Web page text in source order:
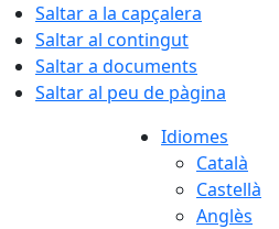
Saltar a la capçalera
Saltar al contingut
Saltar a documents
Saltar al peu de pàgina
Idiomes
Català
Castellà
Anglès